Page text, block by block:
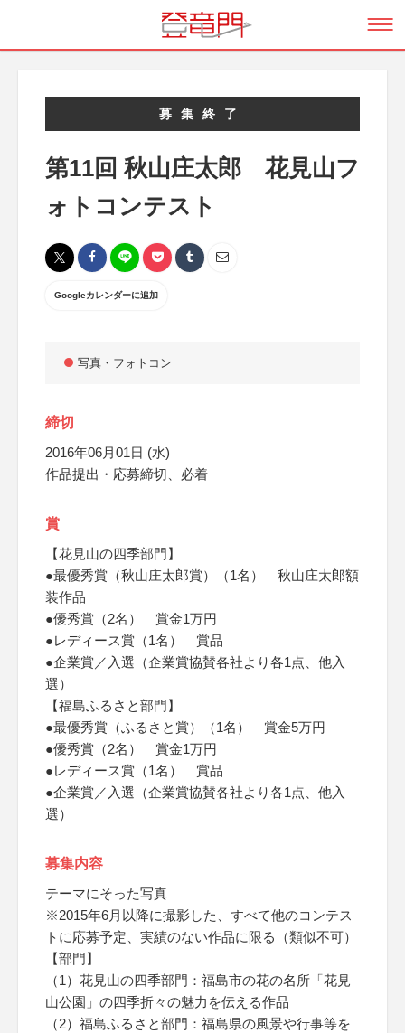
募集終了
第11回 秋山庄太郎 花見山フ
ォトコンテスト
Googleカレンダーに追加
写真・フォトコン
締切
2016年06月01日 (水)
作品提出・応募締切、必着
賞
【花見山の四季部門】
●最優秀賞（秋山庄太郎賞）（1名） 秋山庄太郎額
装作品
●優秀賞（2名） 賞金1万円
●レディース賞（1名） 賞品
●企業賞／入選（企業賞協賛各社より各1点、他入
選）
【福島ふるさと部門】
●最優秀賞（ふるさと賞）（1名） 賞金5万円
●優秀賞（2名） 賞金1万円
●レディース賞（1名） 賞品
●企業賞／入選（企業賞協賛各社より各1点、他入
選）
募集内容
テーマにそった写真
※2015年6月以降に撮影した、すべて他のコンテス
トに応募予定、実績のない作品に限る（類似不可）
【部門】
（1）花見山の四季部門：福島市の花の名所「花見
山公園」の四季折々の魅力を伝える作品
（2）福島ふるさと部門：福島県の風景や行事等を